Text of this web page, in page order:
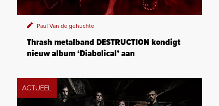
Paul Van de gehuchte
Thrash metalband DESTRUCTION kondigt
nieuw album ‘Diabolical’ aan
ACTUEEL